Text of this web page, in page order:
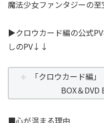
魔法少女ファンタジーの至
▶クロウカード編の公式
しのPV↓↓
「クロウカード編
BOX＆DVD
■心が温まる理由